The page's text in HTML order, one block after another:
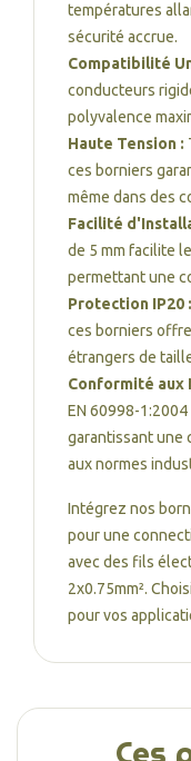
températures
sécurité accrue.
Compatibilité
conducteurs
polyvalence
Haute Tension :
ces borniers
même dans des
Facilité
de 5 mm facilite
permettant une
Protection IP20 :
ces borniers
étrangers de
Conformité aux
EN 60998-
garantissant une
aux normes
Intégrez nos
pour une
avec des fils
2x0.75mm².
pour vos